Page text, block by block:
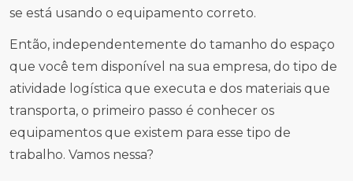
se está usando o equipamento correto.
Então, independentemente do tamanho do espaço
que você tem disponível na sua empresa, do tipo de
atividade logística que executa e dos materiais que
transporta, o primeiro passo é conhecer os
equipamentos que existem para esse tipo de
trabalho. Vamos nessa?